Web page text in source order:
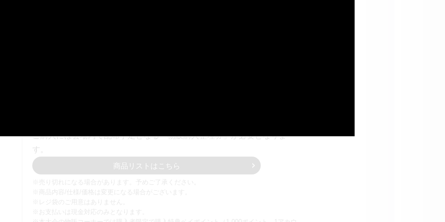
ご購入には会場内で配布予定となる「物販購入整理券」が必要となりま
す。
商品リストはこちら
※売り切れになる場合があります。予めご了承ください。
※商品内容/仕様/価格は変更になる場合がございます。
※レジ袋のご用意はありません。
※お支払いは現金対応のみとなります。